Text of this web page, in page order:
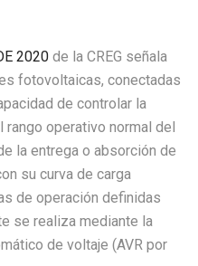
2020 de la CREG señala
fotovoltaicas, conectadas
de controlar la
rango operativo normal del
la entrega o absorción de
su curva de carga
de operación definidas
se realiza mediante la
de voltaje (AVR por